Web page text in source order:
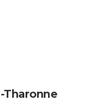
Tharonne